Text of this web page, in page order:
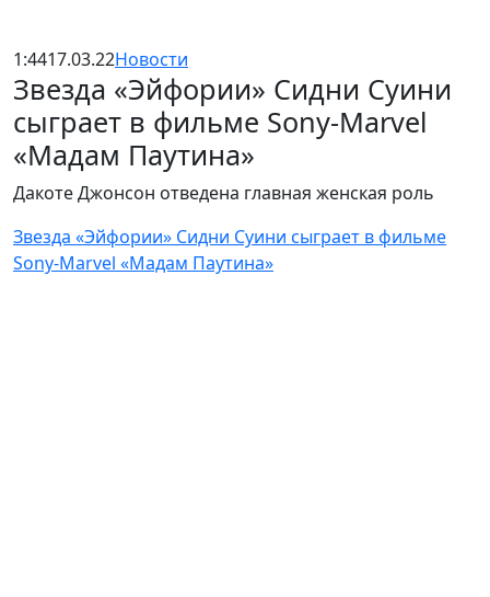
1:4417.03.22Новости
Звезда «Эйфории» Сидни Суини
сыграет в фильме Sony-Marvel
«Мадам Паутина»
Дакоте Джонсон отведена главная женская роль
Звезда «Эйфории» Сидни Суини сыграет в фильме
Sony-Marvel «Мадам Паутина»